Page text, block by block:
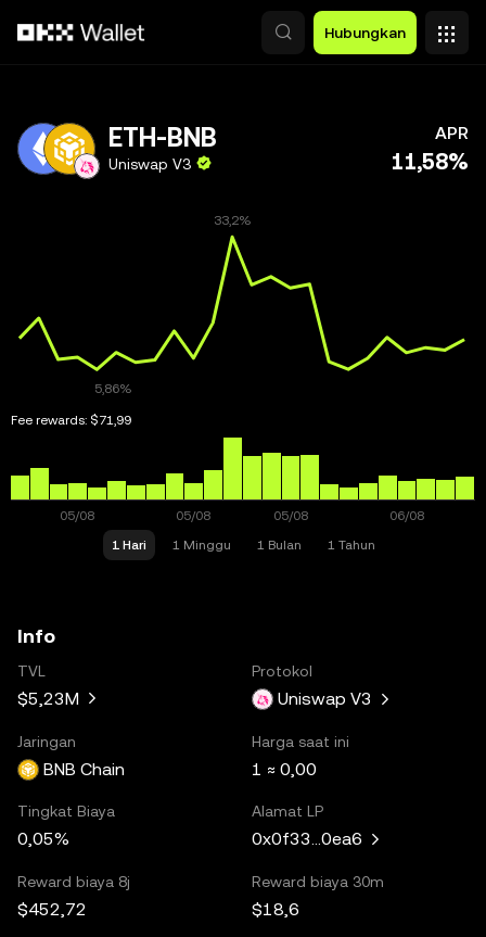
Hubungkan
ETH-BNB
Uniswap V3
APR
11,58%
Fee rewards: $71,99
1 Hari 1 Minggu 1 Bulan 1 Tahun
Info
TVL
$5,23M
Protokol
Uniswap V3
Jaringan
BNB Chain
Harga saat ini
1 ≈ 0,00
Tingkat Biaya
0,05%
Alamat LP
0x0f33...0ea6
Reward biaya 8j
$452,72
Reward biaya 30m
$18,6